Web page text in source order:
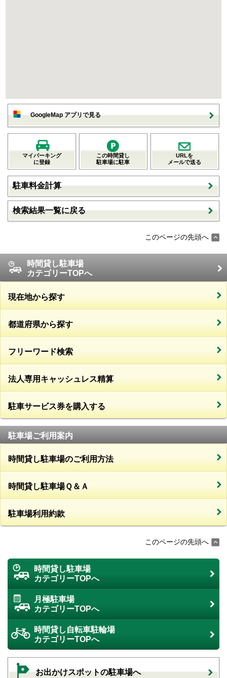
GoogleMap アプリで見る
マイパーキング
に登録
この時間貸し
駐車場に駐車
URLを
メールで送る
駐車料金計算
検索結果一覧に戻る
このページの先頭へ
時間貸し駐車場
カテゴリーTOPへ
現在地から探す
都道府県から探す
フリーワード検索
法人専用キャッシュレス精算
駐車サービス券を購入する
駐車場ご利用案内
時間貸し駐車場のご利用方法
時間貸し駐車場Ｑ＆Ａ
駐車場利用約款
このページの先頭へ
時間貸し駐車場
カテゴリーTOPへ
月極駐車場
カテゴリーTOPへ
時間貸し自転車駐輪場
カテゴリーTOPへ
お出かけスポットの駐車場へ